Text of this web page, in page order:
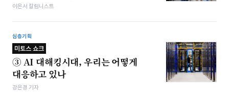
이은서 칼럼니스트
심층기획
미토스 쇼크
③ AI 대해킹시대, 우리는 어떻게
대응하고 있나
강은경 기자